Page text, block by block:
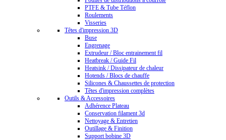
PTFE & Tube Téflon
Roulements
Visseries
Têtes d'impression 3D
Buse
Engrenage
Extrudeur / Bloc entrainement fil
Heatbreak / Guide Fil
Heatsink / Dissipateur de chaleur
Hotends / Blocs de chauffe
Silicones & Chaussettes de protection
Têtes d'impression complètes
Outils & Accessoires
Adhérence Plateau
Conservation filament 3d
Nettoyage & Entretien
Outillage & Finition
Support bobine 3D